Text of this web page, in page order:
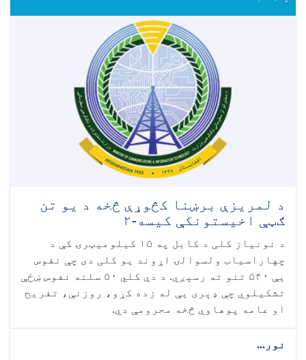
د لمریزې برښنا کڅوړې څخه د یو تن
ګټې اخیستونکې کیسه-۲
د نونیاز کلی د کابل په ۱۵ کیلومیټرۍ کې د
چهاراسیاب ولسوالۍ اړوند یو کلی دی چې نفوس
یې ۵۴۰ تنو ته رسېږي. د دې کلي ۵۰ سلنه نفوس ښځې
تشکیلوي چې ډېری یې له زده کړو، روزنې، تفریح
او عامه پوهاوي څخه محرومې دي.
نور...